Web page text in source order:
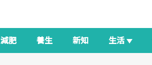
減肥 養生 新知 生活